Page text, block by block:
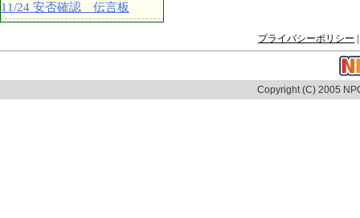
11/24 安否確認 伝言板
プライバシーポリシー
Copyright (C) 2005